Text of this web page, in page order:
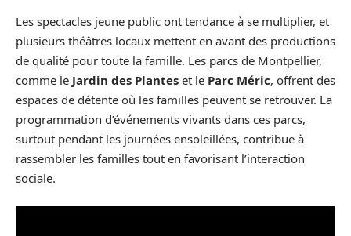
Les spectacles jeune public ont tendance à se multiplier, et
plusieurs théâtres locaux mettent en avant des productions
de qualité pour toute la famille. Les parcs de Montpellier,
comme le Jardin des Plantes et le Parc Méric, offrent des
espaces de détente où les familles peuvent se retrouver. La
programmation d’événements vivants dans ces parcs,
surtout pendant les journées ensoleillées, contribue à
rassembler les familles tout en favorisant l’interaction
sociale.